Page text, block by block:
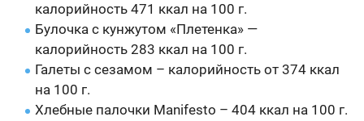
калорийность 471 ккал на 100 г.
Булочка с кунжутом «Плетенка» —
калорийность 283 ккал на 100 г.
Галеты с сезамом – калорийность от 374 ккал
на 100 г.
Хлебные палочки Manifesto – 404 ккал на 100 г.